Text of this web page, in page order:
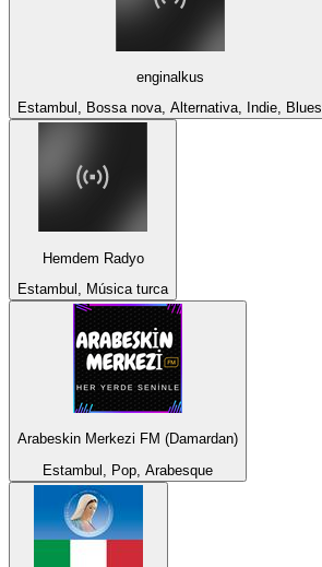
enginalkus
Estambul, Bossa nova, Alternativa, Indie, Blues
Hemdem Radyo
Estambul, Música turca
Arabeskin Merkezi FM (Damardan)
Estambul, Pop, Arabesque